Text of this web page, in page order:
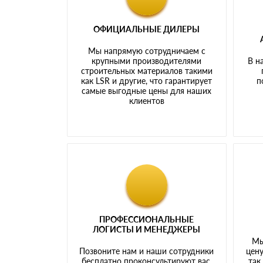
ОФИЦИАЛЬНЫЕ ДИЛЕРЫ
Мы напрямую сотрудничаем с
крупными производителями
строительных материалов такими
как LSR и другие, что гарантирует
самые выгодные цены для наших
клиентов
В
ПРОФЕССИОНАЛЬНЫЕ
ЛОГИСТЫ И МЕНЕДЖЕРЫ
Позвоните нам и наши сотрудники
бесплатно проконсультируют вас,